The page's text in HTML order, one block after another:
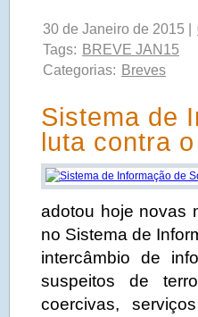
30 de Janeiro de 2015 |
Tags: BREVE JAN15
Categorias: Breves
Sistema de
luta contra
adotou hoje novas
no Sistema de
intercâmbio de
suspeitos de
coercivas,